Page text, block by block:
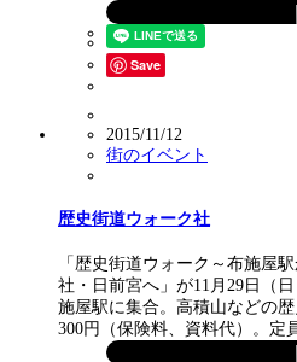
Save
2015/11/12
街のイベント
歴史街道ウォーク社
「歴史街道ウォーク～布施屋
社・日前宮へ」が11月29日（
施屋駅に集合。高積山などの
300円（保険料、資料代）。定